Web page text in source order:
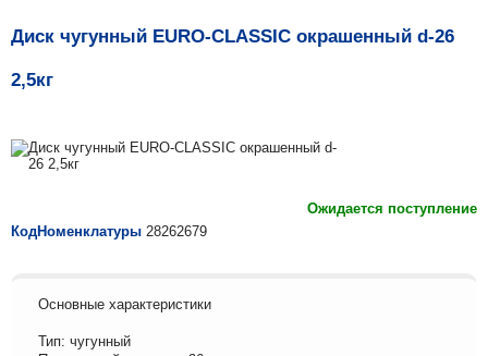
Диск чугунный EURO-CLASSIC окрашенный d-26
2,5кг
Ожидается поступление
КодНоменклатуры 28262679
Основные характеристики
Тип: чугунный